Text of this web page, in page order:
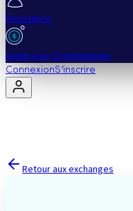
Assistance
Vendre sur Cryptohopper
ConnexionS’inscrire
Retour aux exchanges